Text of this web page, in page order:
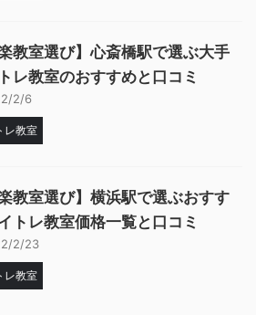
楽教室選び】心斎橋駅で選ぶ大手
レ教室のおすすめと口コミ
2/6
レ教室
楽教室選び】横浜駅で選ぶおすす
トレ教室価格一覧と口コミ
2/23
レ教室